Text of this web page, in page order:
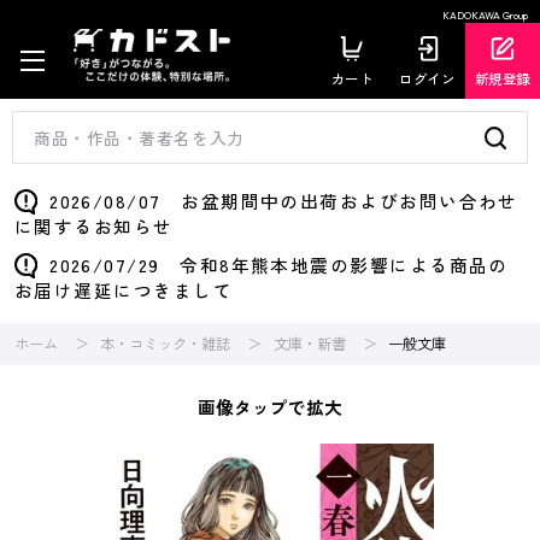
KADOKAWA Group
カート ログイン 新規登録
2026/08/07 お盆期間中の出荷およびお問い合わせ
に関するお知らせ
2026/07/29 令和8年熊本地震の影響による商品の
お届け遅延につきまして
ホーム 本・コミック・雑誌 文庫・新書 一般文庫
画像タップで拡大